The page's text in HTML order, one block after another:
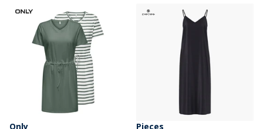
Only
Pieces